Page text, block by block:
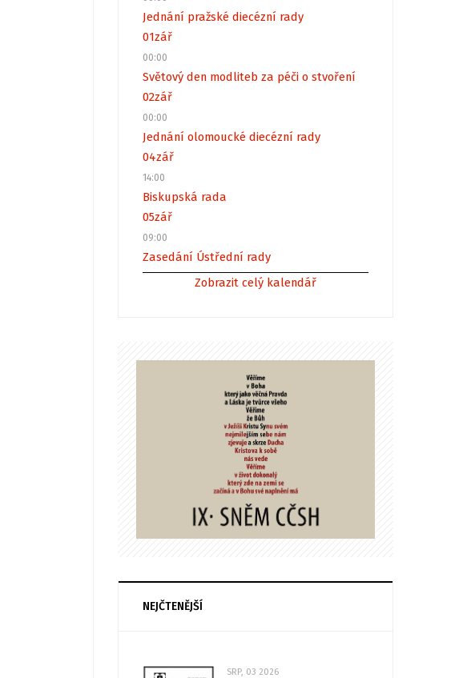
Jednání pražské diecézní rady
01zář
00:00
Světový den modliteb za péči o stvoření
02zář
00:00
Jednání olomoucké diecézní rady
04zář
14:00
Biskupská rada
05zář
09:00
Zasedání Ústřední rady
Zobrazit celý kalendář
NEJČTENĚJŠÍ
SRP, 03 2026